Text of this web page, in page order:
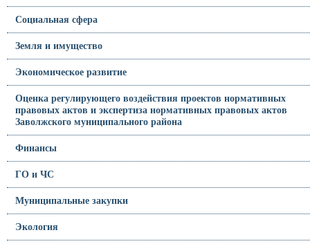
Социальная сфера
Земля и имущество
Экономическое развитие
Оценка регулирующего воздействия проектов нормативных
правовых актов и экспертиза нормативных правовых актов
Заволжского муниципального района
Финансы
ГО и ЧС
Муниципальные закупки
Экология